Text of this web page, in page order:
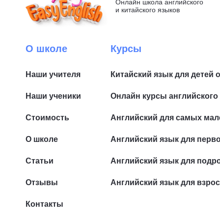
Онлайн школа английского
и китайского языков
О школе
Наши учителя
Наши ученики
Стоимость
О школе
Статьи
Отзывы
Контакты
Курсы
Китайский язык для детей
Онлайн курсы английского
Английский для самых
Английский язык для
Английский язык для
Английский язык для